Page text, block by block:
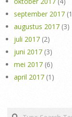
september 2017
augustus 2017 (3)
juli 2017 (2)
juni 2017 (3)
mei 2017 (6)
april 2017 (1)
Search